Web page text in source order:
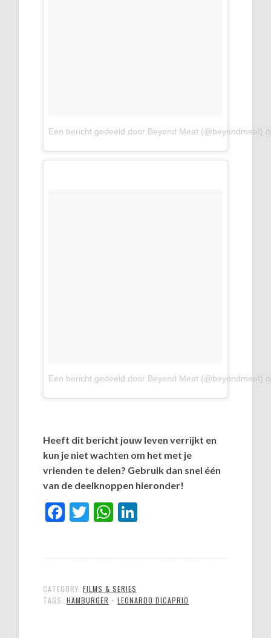
Een bericht gedeeld door Beyond Meat (@beyondmeat)
Een bericht gedeeld door Beyond Meat (@beyondmeat)
Heeft dit bericht jouw leven verrijkt en
kun je niet wachten om het met je
vrienden te delen? Gebruik dan snel één
van de deelknoppen hieronder!
Facebook
TwitterWhatsApp
CATEGORY:FILMS & SERIES
TAGS:HAMBURGER •LEONARDO DICAPRIO